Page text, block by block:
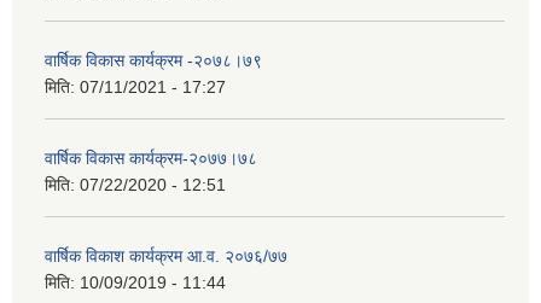
वार्षिक विकास कार्यक्रम -२०७८।७९
मिति: 07/11/2021 - 17:27
वार्षिक विकास कार्यक्रम-२०७७।७८
मिति: 07/22/2020 - 12:51
वार्षिक विकाश कार्यक्रम आ.व. २०७६/७७
मिति: 10/09/2019 - 11:44